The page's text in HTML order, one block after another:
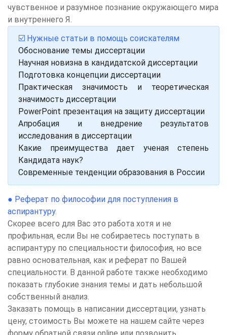
чувственное и разумное познание окружающего мира
и внутреннего Я.
☑️ Нужные статьи в помощь соискателям
Обоснование темы диссертации
Научная новизна в кандидатской диссертации
Подготовка концепции диссертации
Практическая значимость и теоретическая
значимость диссертации
PowerPoint презентация на защиту диссертации
Апробация и внедрение результатов
исследования в диссертации
Какие преимущества дает ученая степень
Кандидата наук?
Современные тенденции образования в России
● Реферат по философии для поступления в
аспирантуру.
Скорее всего для Вас это работа хотя и не
профильная, если Вы не собираетесь поступать в
аспирантуру по специальности философия, но все
равно основательная, как и реферат по Вашей
специальности. В данной работе также необходимо
показать глубокие знания темы и дать небольшой
собственный анализ.
Заказать помощь в написании диссертации, узнать
цену, стоимость Вы можете на нашем сайте через
форму обратной связи online или позвонить